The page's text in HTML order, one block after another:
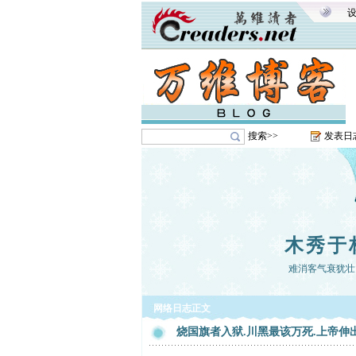
搜索>> 发表日
木秀于
难消客气衰犹
网络日志正文
烧国旗者入狱.川黑最该万死.上帝伸